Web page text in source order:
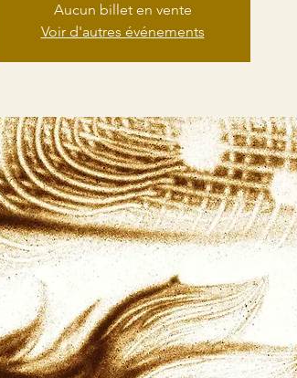
Aucun billet en vente
Voir d'autres événements